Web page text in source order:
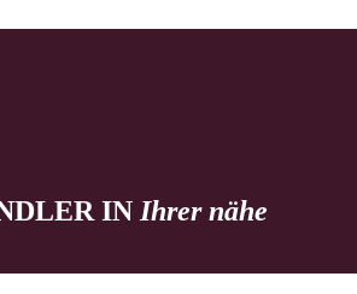
IN Ihrer nähe